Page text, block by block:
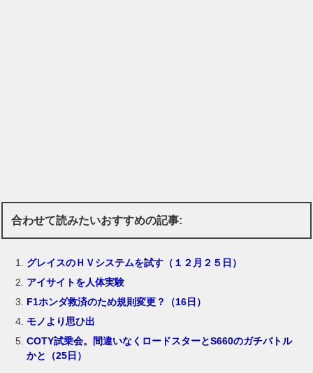
合わせて読みたいおすすめの記事:
グレイスのＨＶシステムを試す（１２月２５日）
アイサイトを人体実験
F1ホンダ救済のため規則変更？（16日）
モノより思ひ出
COTY試乗会。間違いなくロードスターとS660のガチバトル
かと（25日）